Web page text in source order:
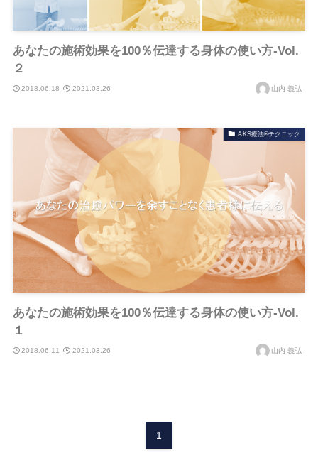
あなたの施術効果を100％伝達する身体の使い方-Vol.
２
2018.06.18 2021.03.26 山内 義弘
AKS療法®テクニック
あなたの施術効果を100％伝達する身体の使い方-Vol.
１
2018.06.11 2021.03.26 山内 義弘
1